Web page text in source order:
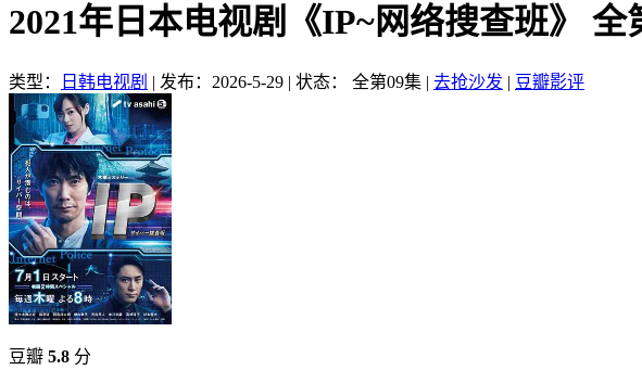
2021年日本电视剧《IP~网络搜查班》 全
类型： 日韩电视剧 | 发布：2026-5-29 | 状态： 全第09集 | 去抢沙发 | 豆瓣影评
豆瓣 5.8 分